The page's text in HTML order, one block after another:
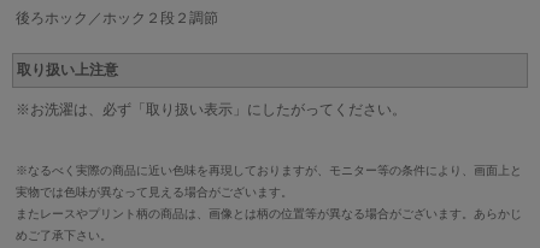
後ろホック／ホック２段２調節
取り扱い上注意
※お洗濯は、必ず「取り扱い表示」にしたがってください。
※なるべく実際の商品に近い色味を再現しておりますが、モニター等の条件により、画面上と
実物では色味が異なって見える場合がございます。
またレースやプリント柄の商品は、画像とは柄の位置等が異なる場合がございます。あらかじ
めご了承下さい。